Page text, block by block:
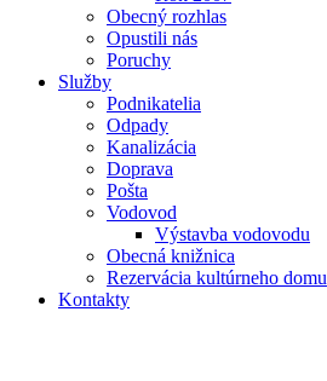
Obecný rozhlas
Opustili nás
Poruchy
Služby
Podnikatelia
Odpady
Kanalizácia
Doprava
Pošta
Vodovod
Výstavba vodovodu
Obecná knižnica
Rezervácia kultúrneho domu
Kontakty